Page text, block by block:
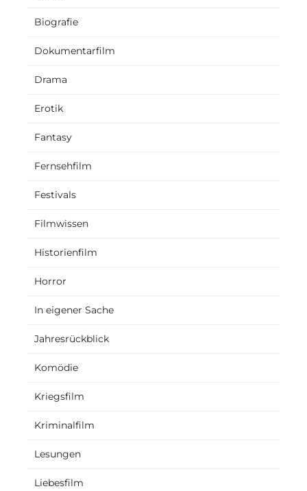
Biografie
Dokumentarfilm
Drama
Erotik
Fantasy
Fernsehfilm
Festivals
Filmwissen
Historienfilm
Horror
In eigener Sache
Jahresrückblick
Komödie
Kriegsfilm
Kriminalfilm
Lesungen
Liebesfilm